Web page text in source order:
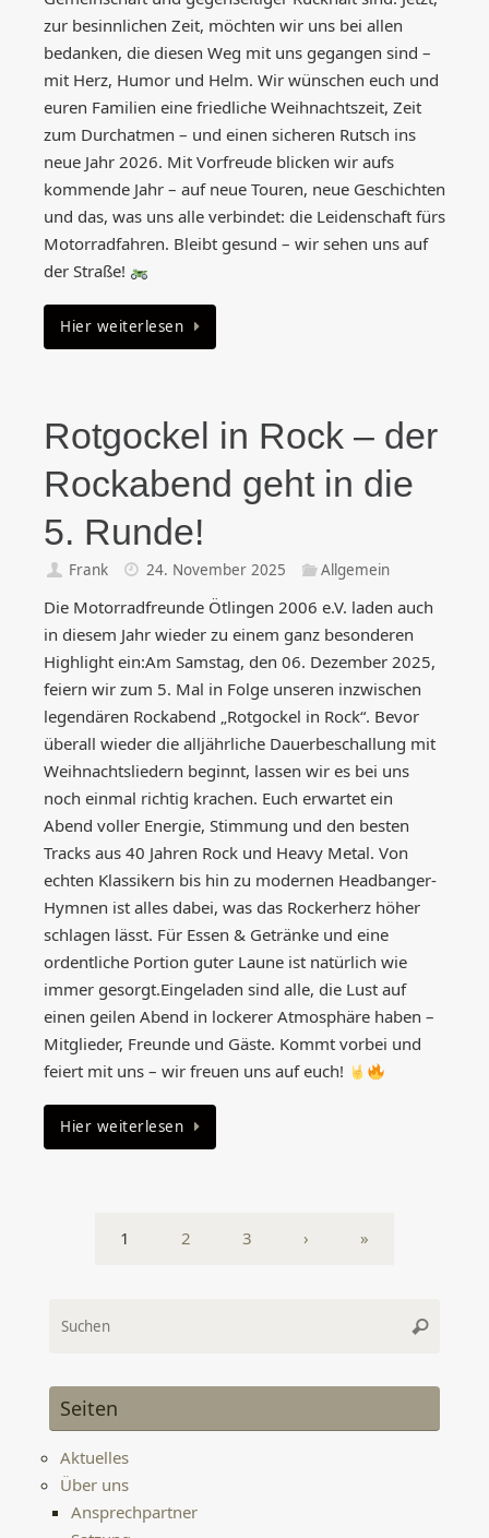
zur besinnlichen Zeit, möchten wir uns bei allen
bedanken, die diesen Weg mit uns gegangen sind –
mit Herz, Humor und Helm. Wir wünschen euch und
euren Familien eine friedliche Weihnachtszeit, Zeit
zum Durchatmen – und einen sicheren Rutsch ins
neue Jahr 2026. Mit Vorfreude blicken wir aufs
kommende Jahr – auf neue Touren, neue Geschichten
und das, was uns alle verbindet: die Leidenschaft fürs
Motorradfahren. Bleibt gesund – wir sehen uns auf
der Straße!
Hier weiterlesen
Rotgockel in Rock – der
Rockabend geht in die
5. Runde!
Frank 24. November 2025 Allgemein
Die Motorradfreunde Ötlingen 2006 e.V. laden auch
in diesem Jahr wieder zu einem ganz besonderen
Highlight ein:Am Samstag, den 06. Dezember 2025,
feiern wir zum 5. Mal in Folge unseren inzwischen
legendären Rockabend „Rotgockel in Rock“. Bevor
überall wieder die alljährliche Dauerbeschallung mit
Weihnachtsliedern beginnt, lassen wir es bei uns
noch einmal richtig krachen. Euch erwartet ein
Abend voller Energie, Stimmung und den besten
Tracks aus 40 Jahren Rock und Heavy Metal. Von
echten Klassikern bis hin zu modernen Headbanger-
Hymnen ist alles dabei, was das Rockerherz höher
schlagen lässt. Für Essen & Getränke und eine
ordentliche Portion guter Laune ist natürlich wie
immer gesorgt.Eingeladen sind alle, die Lust auf
einen geilen Abend in lockerer Atmosphäre haben –
Mitglieder, Freunde und Gäste. Kommt vorbei und
feiert mit uns – wir freuen uns auf euch!
Hier weiterlesen
1 2 3 › »
Suchen
Seiten
Aktuelles
Über uns
Ansprechpartner